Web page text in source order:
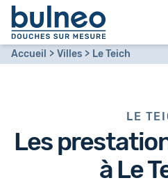
Accueil Villes Le Teich
LE
Les
àLe